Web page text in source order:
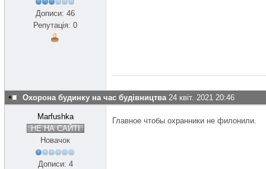
Дописи: 46
Репутація: 0
Охорона будинку на час будівництва 24 квіт. 2021 20:46
Marfushka
НЕ НА САЙТІ
Новачок
Дописи: 4
Главное чтобы охранники не филонили.